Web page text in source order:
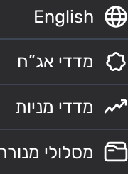
English
מדדי אג”ח
מדדי מניות
מסלולי